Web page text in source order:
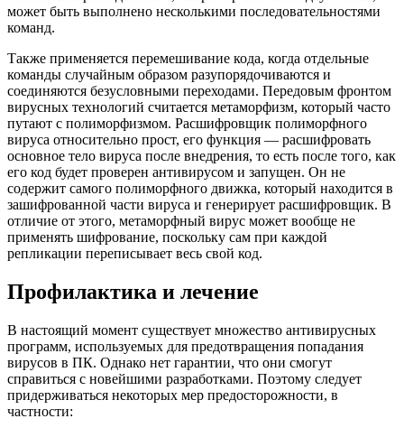
может быть выполнено несколькими последовательностями
команд.
Также применяется перемешивание кода, когда отдельные
команды случайным образом разупорядочиваются и
соединяются безусловными переходами. Передовым фронтом
вирусных технологий считается метаморфизм, который часто
путают с полиморфизмом. Расшифровщик полиморфного
вируса относительно прост, его функция — расшифровать
основное тело вируса после внедрения, то есть после того, как
его код будет проверен антивирусом и запущен. Он не
содержит самого полиморфного движка, который находится в
зашифрованной части вируса и генерирует расшифровщик. В
отличие от этого, метаморфный вирус может вообще не
применять шифрование, поскольку сам при каждой
репликации переписывает весь свой код.
Профилактика и лечение
В настоящий момент существует множество антивирусных
программ, используемых для предотвращения попадания
вирусов в ПК. Однако нет гарантии, что они смогут
справиться с новейшими разработками. Поэтому следует
придерживаться некоторых мер предосторожности, в
частности: